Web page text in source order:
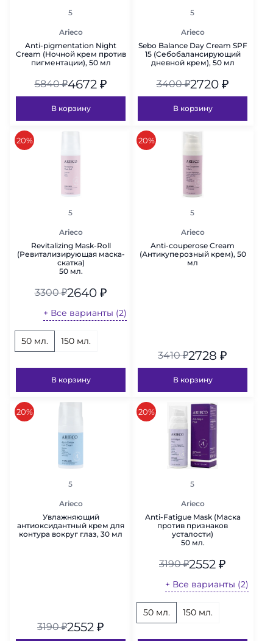
рейтинг
5
Arieco
Anti-pigmentation Night
Cream (Ночной крем против
пигментации), 50 мл
5840₽4672₽
В корзину
рейтинг
5
Arieco
Sebo Balance Day Cream SPF
15 (Cебобалансирующий
дневной крем), 50 мл
3400₽2720₽
В корзину
скидка
20%
рейтинг
5
Arieco
Revitalizing Mask-Roll
(Ревитализирующая маска-
скатка)
50 мл.
3300₽2640₽
+ Все варианты (2)
50 мл. 150 мл.
В корзину
скидка
20%
рейтинг
5
Arieco
Anti-couperose Cream
(Антикуперозный крем), 50
мл
3410₽2728 ₽
В корзину
скидка
20%
рейтинг
5
Arieco
Увлажняющий
антиоксидантный крем для
контура вокруг глаз, 30 мл
3190₽2552 ₽
скидка
20%
рейтинг
5
Arieco
Anti-Fatigue Mask (Маска
против признаков
усталости)
50 мл.
3190₽2552 ₽
+ Все варианты (2)
50 мл. 150 мл.